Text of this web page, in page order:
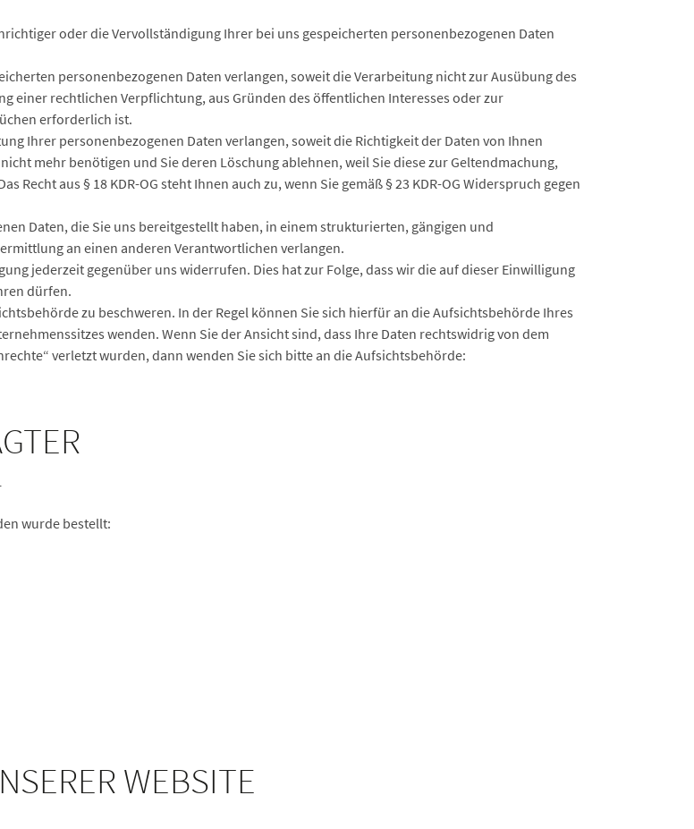
oder die Vervollständigung Ihrer bei uns gespeicherten personenbezogenen Daten
personenbezogenen Daten verlangen, soweit die Verarbeitung nicht zur Ausübung des
einer rechtlichen Verpflichtung, aus Gründen des öffentlichen Interesses oder zur
erforderlich ist.
Ihrer personenbezogenen Daten verlangen, soweit die Richtigkeit der Daten von Ihnen
mehr benötigen und Sie deren Löschung ablehnen, weil Sie diese zur Geltendmachung,
aus § 18 KDR-OG steht Ihnen auch zu, wenn Sie gemäß § 23 KDR-OG Widerspruch gegen
Daten, die Sie uns bereitgestellt haben, in einem strukturierten, gängigen und
an einen anderen Verantwortlichen verlangen.
jederzeit gegenüber uns widerrufen. Dies hat zur Folge, dass wir die auf dieser Einwilligung
dürfen.
zu beschweren. In der Regel können Sie sich hierfür an die Aufsichtsbehörde Ihres
wenden. Wenn Sie der Ansicht sind, dass Ihre Daten rechtswidrig von dem
verletzt wurden, dann wenden Sie sich bitte an die Aufsichtsbehörde:
wurde bestellt:
WEBSITE